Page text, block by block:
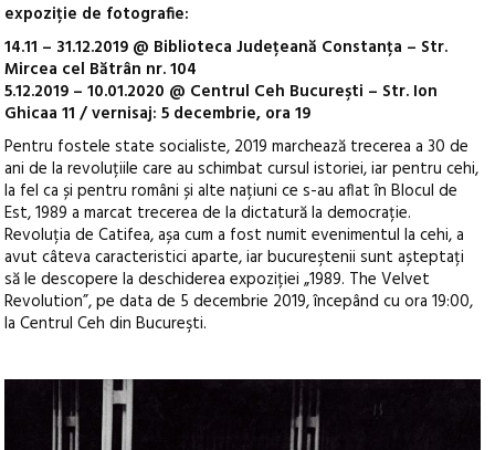
expoziție de fotografie:
14.11 – 31.12.2019 @ Biblioteca Județeană Constanța – Str.
Mircea cel Bătrân nr. 104
5.12.2019 – 10.01.2020 @ Centrul Ceh Bucureşti – Str. Ion
Ghicaa 11 / vernisaj: 5 decembrie, ora 19
Pentru fostele state socialiste, 2019 marchează trecerea a 30 de
ani de la revoluțiile care au schimbat cursul istoriei, iar pentru cehi,
la fel ca și pentru români și alte națiuni ce s-au aflat în Blocul de
Est, 1989 a marcat trecerea de la dictatură la democrație.
Revoluția de Catifea, așa cum a fost numit evenimentul la cehi, a
avut câteva caracteristici aparte, iar bucureştenii sunt așteptați
să le descopere la deschiderea expoziției „1989. The Velvet
Revolution”, pe data de 5 decembrie 2019, începând cu ora 19:00,
la Centrul Ceh din Bucureşti.